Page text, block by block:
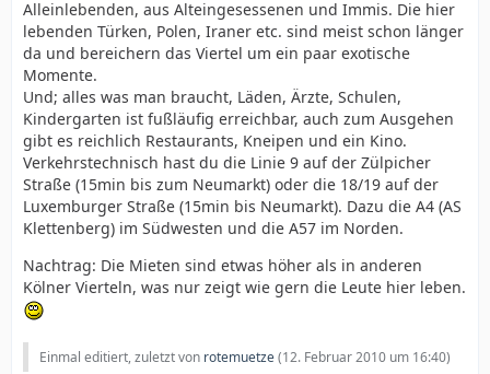
Alleinlebenden, aus Alteingesessenen und Immis. Die hier
lebenden Türken, Polen, Iraner etc. sind meist schon länger
da und bereichern das Viertel um ein paar exotische
Momente.
Und; alles was man braucht, Läden, Ärzte, Schulen,
Kindergarten ist fußläufig erreichbar, auch zum Ausgehen
gibt es reichlich Restaurants, Kneipen und ein Kino.
Verkehrstechnisch hast du die Linie 9 auf der Zülpicher
Straße (15min bis zum Neumarkt) oder die 18/19 auf der
Luxemburger Straße (15min bis Neumarkt). Dazu die A4 (AS
Klettenberg) im Südwesten und die A57 im Norden.
Nachtrag: Die Mieten sind etwas höher als in anderen
Kölner Vierteln, was nur zeigt wie gern die Leute hier leben.
Einmal editiert, zuletzt von rotemuetze(12. Februar 2010 um 16:40)